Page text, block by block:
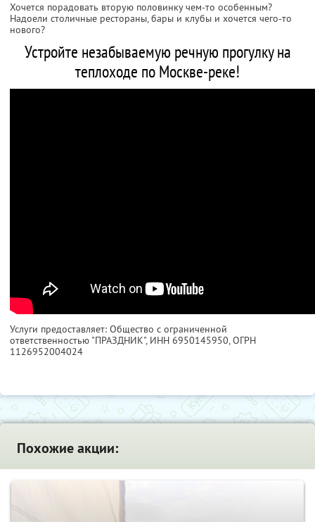
Хочется порадовать вторую половинку чем-то особенным?
Надоели столичные рестораны, бары и клубы и хочется чего-то
нового?
Устройте незабываемую речную прогулку на
теплоходе по Москве-реке!
Услуги предоставляет: Общество с ограниченной
ответственностью "ПРАЗДНИК", ИНН 6950145950, ОГРН
1126952004024
Похожие акции: